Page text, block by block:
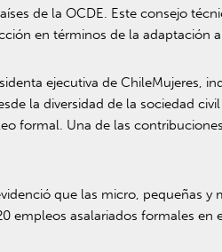
de la OCDE. Este consejo
en términos de la adaptación
ejecutiva de ChileMujeres,
la diversidad de la sociedad
formal. Una de las
que las micro, pequeñas
empleos asalariados formales